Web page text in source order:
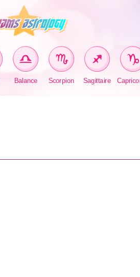
Balance Scorpion Sagittaire